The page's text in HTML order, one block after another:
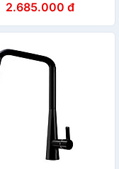
2.685.000 đ